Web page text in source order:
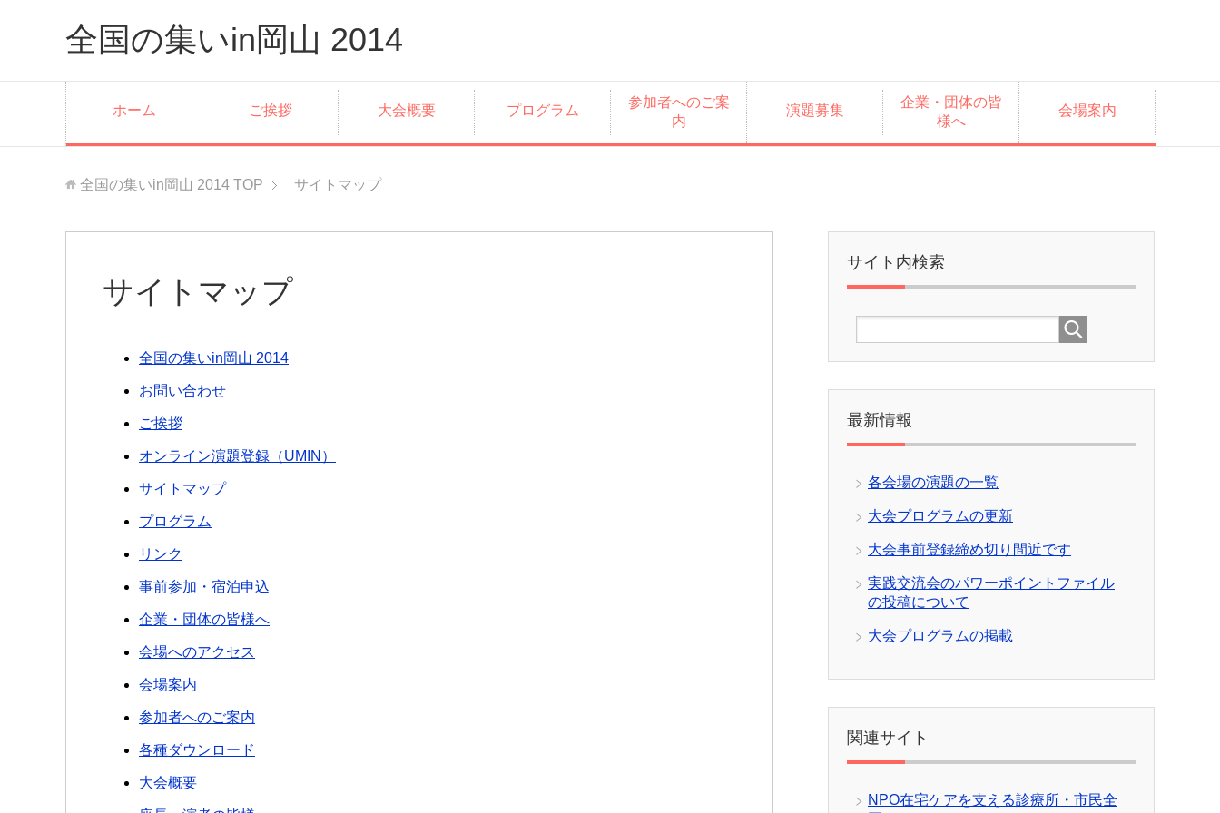
全国の集いin岡山 2014
ホーム ご挨拶 大会概要 プログラム
参加者へのご案
内
演題募集
企業・団体の皆
様へ
会場案内
全国の集いin岡山 2014 TOP サイトマップ
サイトマップ
全国の集いin岡山 2014
お問い合わせ
ご挨拶
オンライン演題登録（UMIN）
サイトマップ
プログラム
リンク
事前参加・宿泊申込
企業・団体の皆様へ
会場へのアクセス
会場案内
参加者へのご案内
各種ダウンロード
大会概要
サイト内検索
最新情報
各会場の演題の一覧
大会プログラムの更新
大会事前登録締め切り間近です
実践交流会のパワーポイントファイル
の投稿について
大会プログラムの掲載
関連サイト
NPO在宅ケアを支える診療所・市民全